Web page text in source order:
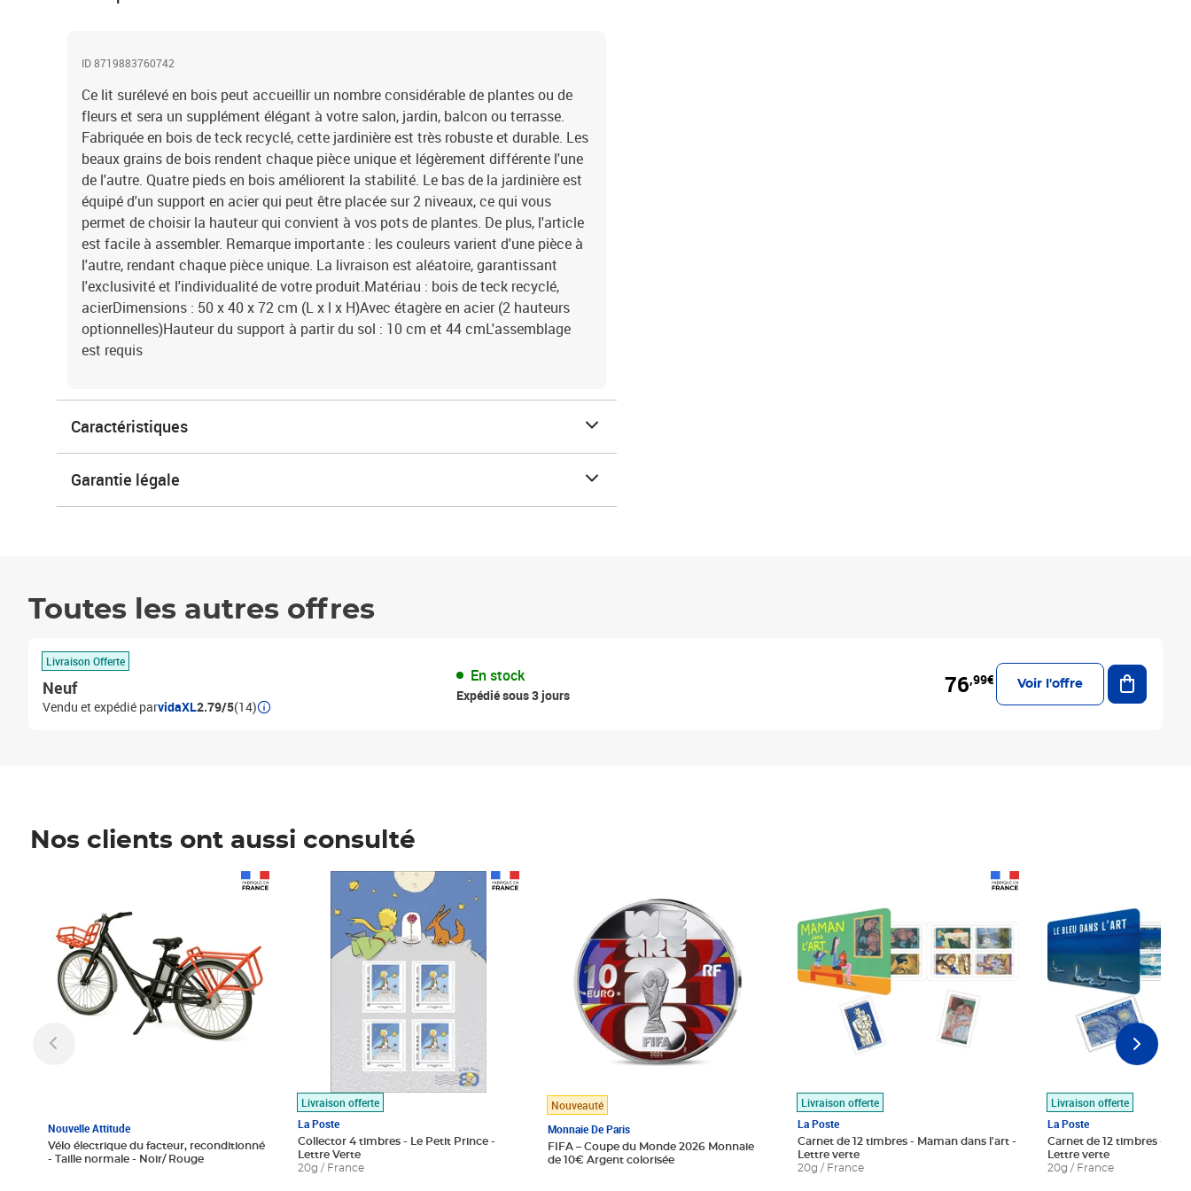
ID 8719883760742
Ce lit surélevé en bois peut accueillir un nombre considérable de plantes ou de
fleurs et sera un supplément élégant à votre salon, jardin, balcon ou terrasse.
Fabriquée en bois de teck recyclé, cette jardinière est très robuste et durable. Les
beaux grains de bois rendent chaque pièce unique et légèrement différente l'une
de l'autre. Quatre pieds en bois améliorent la stabilité. Le bas de la jardinière est
équipé d'un support en acier qui peut être placée sur 2 niveaux, ce qui vous
permet de choisir la hauteur qui convient à vos pots de plantes. De plus, l'article
est facile à assembler. Remarque importante : les couleurs varient d'une pièce à
l'autre, rendant chaque pièce unique. La livraison est aléatoire, garantissant
l'exclusivité et l'individualité de votre produit.Matériau : bois de teck recyclé,
acierDimensions : 50 x 40 x 72 cm (L x l x H)Avec étagère en acier (2 hauteurs
optionnelles)Hauteur du support à partir du sol : 10 cm et 44 cmL'assemblage
est requis
Caractéristiques
Garantie légale
Toutes les autres offres
Livraison Offerte
Neuf
Vendu et expédié parvidaXL2.79/5(14)
En stock
Expédié sous 3 jours 76,99€ Voir l'offre
Ajouter
Nos clients ont aussi consulté
Nouvelle Attitude
Vélo électrique du facteur, reconditionné
- Taille normale - Noir/ Rouge
Livraison offerte
La Poste
Collector 4 timbres - Le Petit Prince -
Lettre Verte
20g / France
Prix 7,50€
Nouveauté
Monnaie De Paris
FIFA – Coupe du Monde 2026 Monnaie
de 10€ Argent colorisée
Livraison offerte
La Poste
Carnet de 12 timbres - Maman dans l'art -
Lettre verte
20g / France
Livraison offerte
La Poste
Carnet de 12 timbres - Le
Lettre verte
20g / France